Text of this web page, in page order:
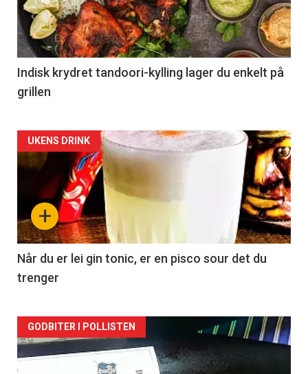
Indisk krydret tandoori-kylling lager du enkelt på
grillen
Forsiden
akkurat
nå
-
2
+
UKENS DRINK
Når du er lei gin tonic, er en pisco sour det du
trenger
Forsiden
akkurat
GODBITER I POLLISTEN